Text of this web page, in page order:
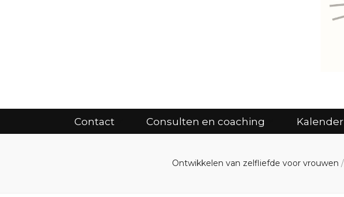
Contact Consulten en coaching Kalender
Ontwikkelen van zelfliefde voor vrouwen /